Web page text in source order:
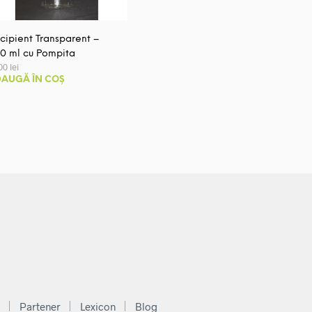
Transparent –
ml cu Pompita
lei
ÎN COȘ
Partener Lexicon Blog